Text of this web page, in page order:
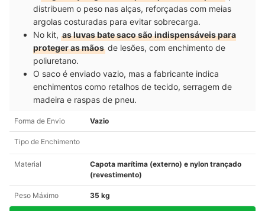
distribuem o peso nas alças, reforçadas com meias
argolas costuradas para evitar sobrecarga.
No kit, as luvas bate saco são indispensáveis para
proteger as mãos de lesões, com enchimento de
poliuretano.
O saco é enviado vazio, mas a fabricante indica
enchimentos como retalhos de tecido, serragem de
madeira e raspas de pneu.
Forma de Envio Vazio
Tipo de Enchimento
Material
Capota marítima (externo) e nylon trançado
(revestimento)
Peso Máximo 35 kg